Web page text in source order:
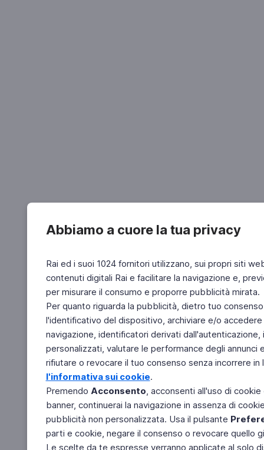
Abbiamo a cuore la tua privacy
Rai ed i suoi 1024 fornitori utilizzano, sui propri siti
contenuti digitali Rai e facilitare la navigazione e,
per misurare il consumo e proporre pubblicità mirata.
Per quanto riguarda la pubblicità, dietro tuo
l'identificativo del dispositivo, archiviare e/o
navigazione, identificatori derivati
personalizzati, valutare le performance degli
rifiutare o revocare il tuo consenso senza incorrere
l'informativa sui cookie.
Premendo Acconsento, acconsenti all'uso di
banner, continuerai la navigazione in assenza di
pubblicità non personalizzata. Usa il pulsante
parti e cookie, negare il consenso o revocare quello
Le scelte da te espresse verranno applicate al solo